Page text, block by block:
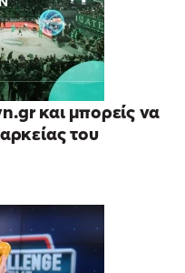
και μπορείς να
του